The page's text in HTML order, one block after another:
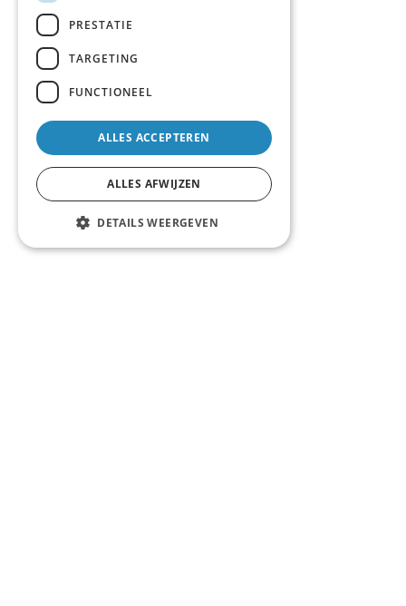
PRESTATIE
TARGETING
FUNCTIONEEL
ALLES ACCEPTEREN
ALLES AFWIJZEN
DETAILS WEERGEVEN